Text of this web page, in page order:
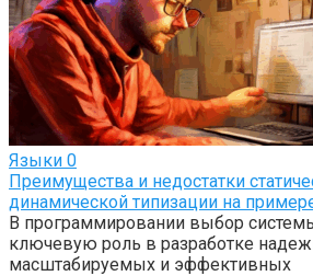
Языки 0
Преимущества и недостатки
динамической типизации на
В программировании выбор
ключевую роль в разработке
масштабируемых и эффективных